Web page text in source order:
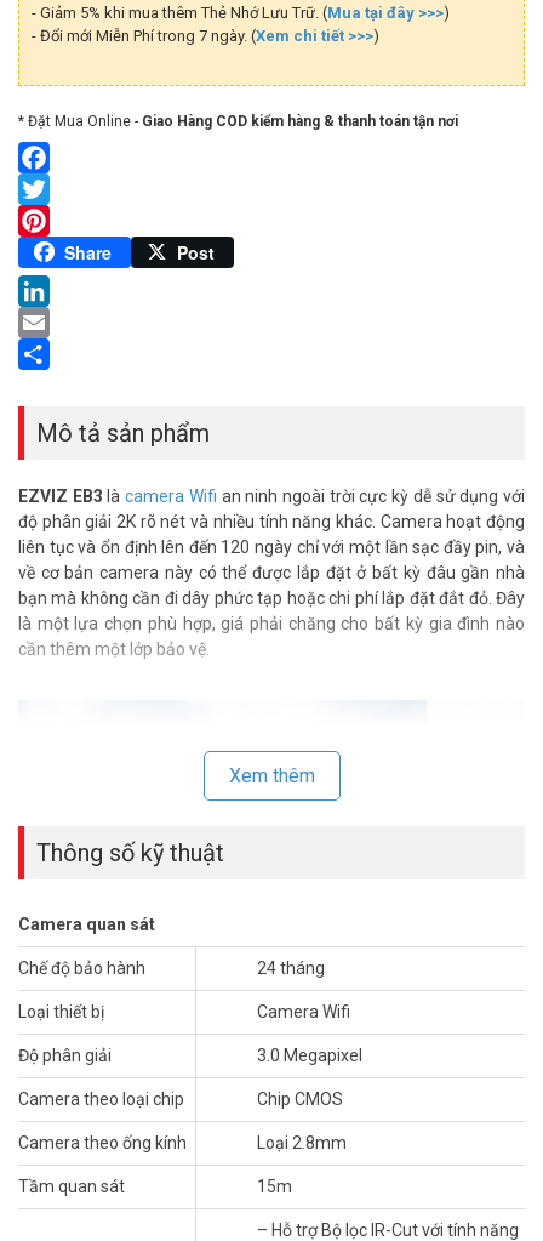
- Giảm 5% khi mua thêm Thẻ Nhớ Lưu Trữ. (Mua tại đây >>>)
- Đổi mới Miễn Phí trong 7 ngày. (Xem chi tiết >>>)
* Đặt Mua Online - Giao Hàng COD kiểm hàng & thanh toán tận nơi
Facebook
Twitter
Pinterest
Share Post
LinkedIn
Email
Mô tả sản phẩm
EZVIZ EB3 làcamera Wifi an ninh ngoài trời cực kỳ dễ sử dụng với
độ phân giải 2K rõ nét và nhiều tính năng khác. Camera hoạt động
liên tục và ổn định lên đến 120 ngày chỉ với một lần sạc đầy pin, và
về cơ bản camera này có thể được lắp đặt ở bất kỳ đâu gần nhà
bạn mà không cần đi dây phức tạp hoặc chi phí lắp đặt đắt đỏ. Đây
là một lựa chọn phù hợp, giá phải chăng cho bất kỳ gia đình nào
cần thêm một lớp bảo vệ.
Camera có tuổi thọ pin cao để bạn an tâm dài
lâu
Được trang bị pin 5200 mAh có thể sạc lại, bạn chỉ cần sạc EB3 120
ngày một lần¹ để camera tiếp tục hoạt động. Nếu bạn còn lo lắng về
mức pin? Bạn có thể mua tấm Pin năng lượng mặt trời EZVIZ³ để
giữ cho camera luôn được cung cấp năng lượng.
Xem thêm
Thông số kỹ thuật
Camera quan sát
Chế độ bảo hành 24 tháng
Loại thiết bị Camera Wifi
Độ phân giải 3.0 Megapixel
Camera theo loại chip Chip CMOS
Camera theo ống kính Loại 2.8mm
Tầm quan sát 15m
– Hỗ trợ Bộ lọc IR-Cut với tính năng